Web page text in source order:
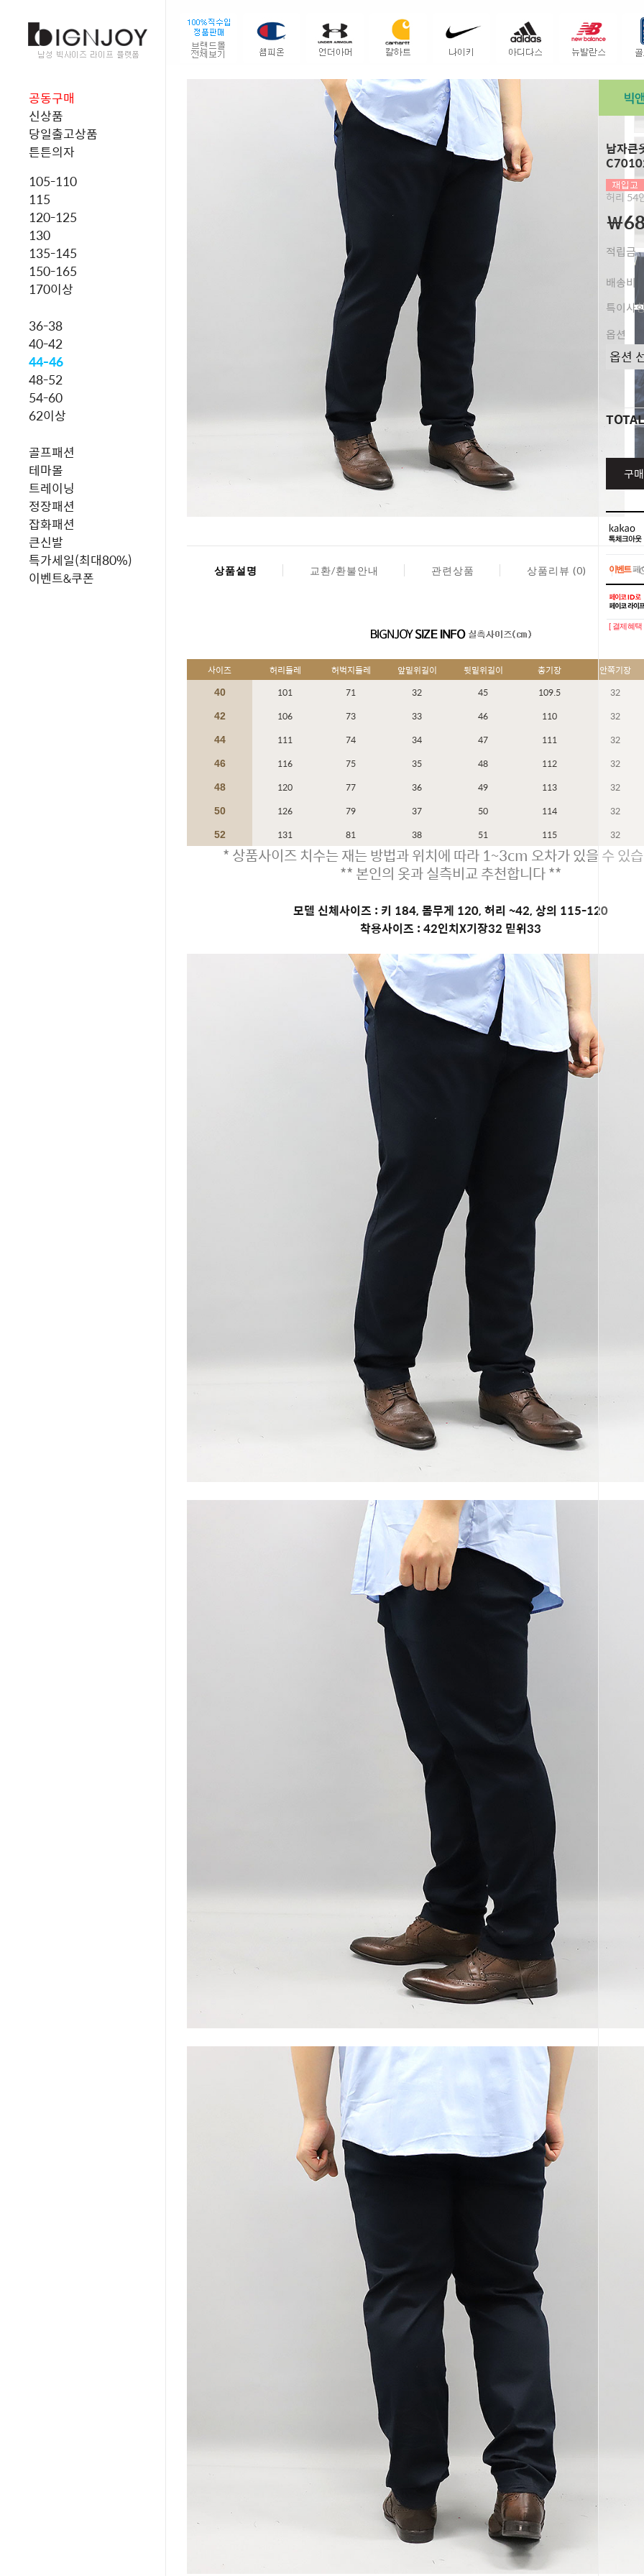
공동구매
신상품
당일출고상품
튼튼의자
105-110
115
120-125
130
135-145
150-165
170이상
36-38
40-42
44-46
48-52
54-60
62이상
골프패션
테마몰
트레이닝
정장패션
잡화패션
큰신발
특가세일(최대80%)
이벤트&쿠폰
남자큰
허리 54
￦
적립금
배송비
특이사
옵션
TOTAL
구
이벤트페
이벤트페
[ 결제혜
상품설명 교환/환불안내 관련상품 상품리뷰 (0)
사이즈 허리둘레 허벅지둘레 앞밑위길이 뒷밑위길이 총기장 안쪽기장
40 101 71 32 45 109.5 32
42 106 73 33 46 110 32
44 111 74 34 47 111 32
46 116 75 35 48 112 32
48 120 77 36 49 113 32
50 126 79 37 50 114 32
52 131 81 38 51 115 32
* 상품사이즈 치수는 재는 방법과 위치에 따라 1~3cm 오차가 있을 수 있
** 본인의 옷과 실측비교 추천합니다 **
모델 신체사이즈 : 키 184, 몸무게 120, 허리 ~42, 상의 115-120
착용사이즈 : 42인치X기장32 밑위33